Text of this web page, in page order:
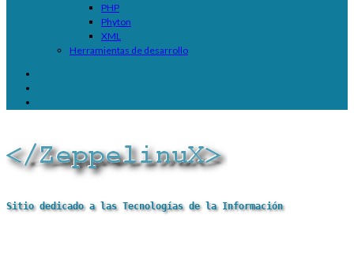
PHP
Phyton
XML
Herramientas de desarrollo
Sitio dedicado a las Tecnologías de la Información